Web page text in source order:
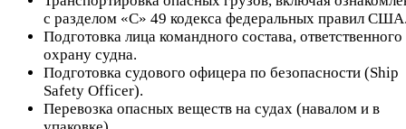
с разделом «С» 49 кодекса федеральных правил
Подготовка лица командного состава, ответственного
охрану судна.
Подготовка судового офицера по безопасности (Ship
Safety Officer).
Перевозка опасных веществ на судах (навалом и в